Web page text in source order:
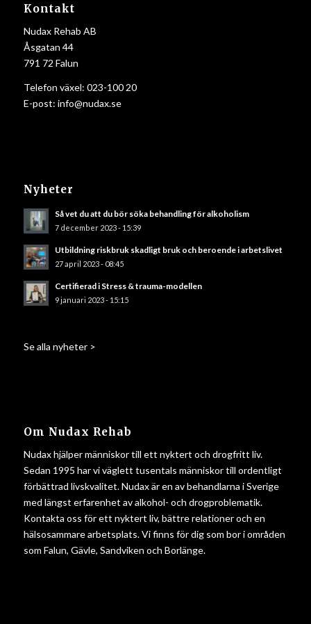
Kontakt
Nudax Rehab AB
Åsgatan 44
791 72 Falun
Telefon växel: 023-100 20
E-post: info@nudax.se
Nyheter
Så vet du att du bör söka behandling för alkoholism
7 december 2023 - 15:39
Utbildning riskbruk skadligt bruk och beroende i arbetslivet
27 april 2023 - 08:45
Certifierad i Stress & trauma-modellen
9 januari 2023 - 15:15
Se alla nyheter >
Om Nudax Rehab
Nudax hjälper människor till ett nyktert och drogfritt liv.
Sedan 1995 har vi väglett tusentals människor till ordentligt
förbättrad livskvalitet. Nudax är en av behandlarna i Sverige
med längst erfarenhet av alkohol- och drogproblematik.
Kontakta oss för ett nyktert liv, bättre relationer och en
hälsosammare arbetsplats. Vi finns för dig som bor i områden
som Falun, Gävle, Sandviken och Borlänge.